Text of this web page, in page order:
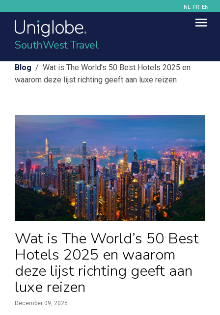
NL FR EN
SouthWest Travel
Blog / Wat is The World’s 50 Best Hotels 2025 en
waarom deze lijst richting geeft aan luxe reizen
Wat is The World’s 50 Best
Hotels 2025 en waarom
deze lijst richting geeft aan
luxe reizen
December 09, 2025